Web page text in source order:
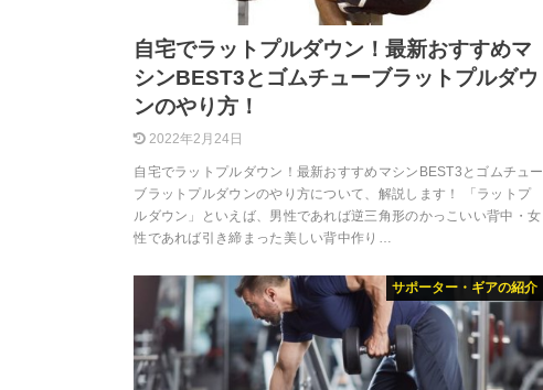
自宅でラットプルダウン！最新おすすめマ
シンBEST3とゴムチューブラットプルダウ
ンのやり方！
2022年2月24日
自宅でラットプルダウン！最新おすすめマシンBEST3とゴムチュー
ブラットプルダウンのやり方について、解説します！ 「ラットプ
ルダウン」といえば、男性であれば逆三角形のかっこいい背中・女
性であれば引き締まった美しい背中作り…
サポーター・ギアの紹介